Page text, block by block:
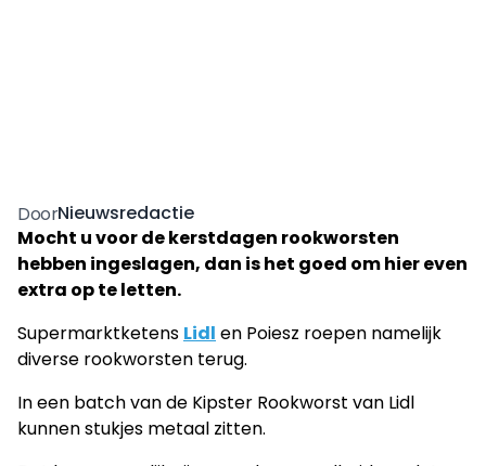
DoorNieuwsredactie
Mocht u voor de kerstdagen rookworsten
hebben ingeslagen, dan is het goed om hier even
extra op te letten.
Supermarktketens Lidl en Poiesz roepen namelijk
diverse rookworsten terug.
In een batch van de Kipster Rookworst van Lidl
kunnen stukjes metaal zitten.